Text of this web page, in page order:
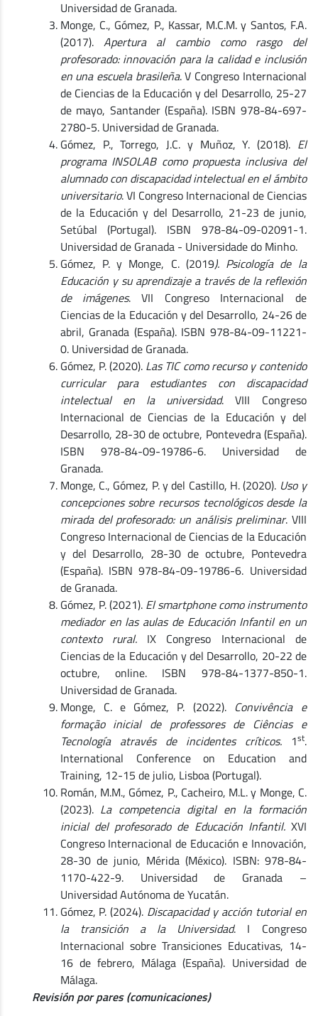
Universidad de Granada.
Monge, C., Gómez, P., Kassar, M.C.M. y Santos, F.A.
(2017). Apertura al cambio como rasgo del
profesorado: innovación para la calidad e inclusión
en una escuela brasileña. V Congreso Internacional
de Ciencias de la Educación y del Desarrollo, 25-27
de mayo, Santander (España). ISBN 978-84-697-
2780-5. Universidad de Granada.
Gómez, P., Torrego, J.C. y Muñoz, Y. (2018). El
programa INSOLAB como propuesta inclusiva del
alumnado con discapacidad intelectual en el ámbito
universitario. VI Congreso Internacional de Ciencias
de la Educación y del Desarrollo, 21-23 de junio,
Setúbal (Portugal). ISBN 978-84-09-02091-1.
Universidad de Granada - Universidade do Minho.
Gómez, P. y Monge, C. (2019). Psicología de la
Educación y su aprendizaje a través de la reflexión
de imágenes. VII Congreso Internacional de
Ciencias de la Educación y del Desarrollo, 24-26 de
abril, Granada (España). ISBN 978-84-09-11221-
0. Universidad de Granada.
Gómez, P. (2020). Las TIC como recurso y contenido
curricular para estudiantes con discapacidad
intelectual en la universidad. VIII Congreso
Internacional de Ciencias de la Educación y del
Desarrollo, 28-30 de octubre, Pontevedra (España).
ISBN 978-84-09-19786-6. Universidad de
Granada.
Monge, C., Gómez, P. y del Castillo, H. (2020). Uso y
concepciones sobre recursos tecnológicos desde la
mirada del profesorado: un análisis preliminar. VIII
Congreso Internacional de Ciencias de la Educación
y del Desarrollo, 28-30 de octubre, Pontevedra
(España). ISBN 978-84-09-19786-6. Universidad
de Granada.
Gómez, P. (2021). El smartphone como instrumento
mediador en las aulas de Educación Infantil en un
contexto rural.IX Congreso Internacional de
Ciencias de la Educación y del Desarrollo, 20-22 de
octubre, online. ISBN 978-84-1377-850-1.
Universidad de Granada.
Monge, C. e Gómez, P. (2022). Convivência e
formação inicial de professores de Ciências e
Tecnología através de incidentes críticos.1st.
International Conference on Education and
Training, 12-15 de julio, Lisboa (Portugal).
Román, M.M., Gómez, P., Cacheiro, M.L. y Monge, C.
(2023). La competencia digital en la formación
inicial del profesorado de Educación Infantil.XVI
Congreso Internacional de Educación e Innovación,
28-30 de junio, Mérida (México). ISBN: 978-84-
1170-422-9. Universidad de Granada –
Universidad Autónoma de Yucatán.
Gómez, P. (2024). Discapacidad y acción tutorial en
la transición a la Universidad. I Congreso
Internacional sobre Transiciones Educativas, 14-
16 de febrero, Málaga (España). Universidad de
Málaga.
Revisión por pares (comunicaciones)